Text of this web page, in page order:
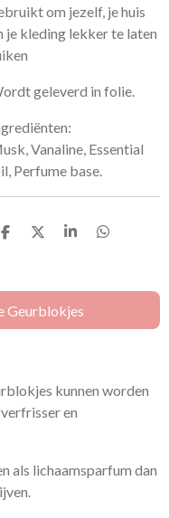
om jezelf, je huis
je kleding lekker te laten
geleverd in folie.
Vanaline, Essential
Perfume base.
D
n
D
S
e
D
n
Geurblokjes
kunnen worden
en
als lichaamsparfum dan